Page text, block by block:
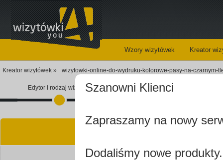
Wzory wizytówek Kreator
Kreator wizytówek » wizytowki-online-do-wydruku-kolorowe-pasy-na-czarnym-
Edytor i rodzaj wizytówkiSzanowni Klienci
Zapraszamy na nowy
Dodaliśmy nowe